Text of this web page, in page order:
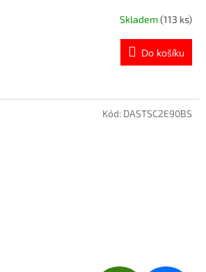
R
M
A
Skladem(113 ks)
Do košíku
Kód: DASTSC2E90BS